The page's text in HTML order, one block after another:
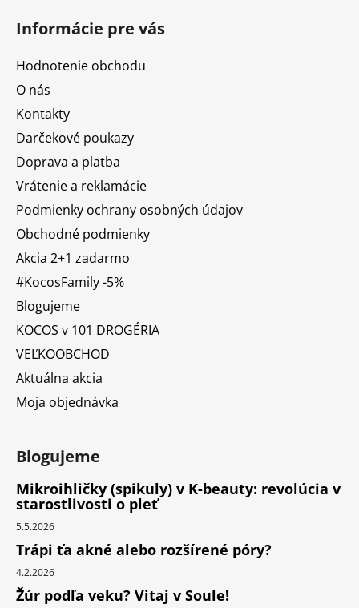
Informácie pre vás
Hodnotenie obchodu
O nás
Kontakty
Darčekové poukazy
Doprava a platba
Vrátenie a reklamácie
Podmienky ochrany osobných údajov
Obchodné podmienky
Akcia 2+1 zadarmo
#KocosFamily -5%
Blogujeme
KOCOS v 101 DROGÉRIA
VEĽKOOBCHOD
Aktuálna akcia
Moja objednávka
Blogujeme
Mikroihličky (spikuly) v K-beauty: revolúcia v
starostlivosti o pleť
5.5.2026
Trápi ťa akné alebo rozšírené póry?
4.2.2026
Žúr podľa veku? Vitaj v Soule!